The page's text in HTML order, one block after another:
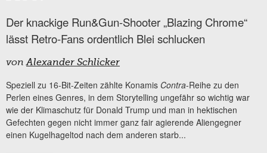
Der knackige Run&Gun-Shooter „Blazing Chrome“
lässt Retro-Fans ordentlich Blei schlucken
vonAlexander Schlicker
Speziell zu 16-Bit-Zeiten zählte Konamis Contra-Reihe zu den
Perlen eines Genres, in dem Storytelling ungefähr so wichtig war
wie der Klimaschutz für Donald Trump und man in hektischen
Gefechten gegen nicht immer ganz fair agierende Aliengegner
einen Kugelhageltod nach dem anderen starb...